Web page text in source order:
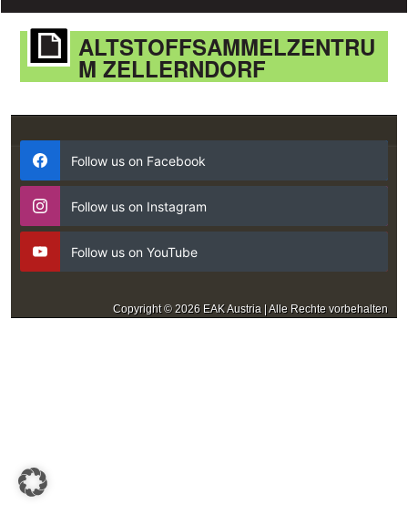
ALTSTOFFSAMMELZENTRU
M ZELLERNDORF
Follow us on Facebook
Follow us on Instagram
Follow us on YouTube
Copyright © 2026 EAK Austria | Alle Rechte vorbehalten